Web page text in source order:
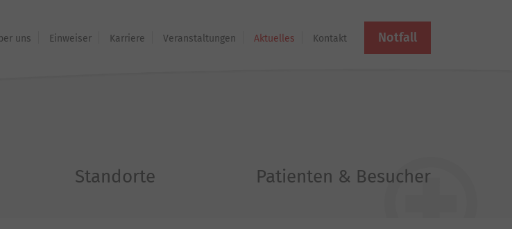
uns Einweiser Karriere Veranstaltungen Aktuelles Kontakt Notfall
Standorte Patienten & Besucher